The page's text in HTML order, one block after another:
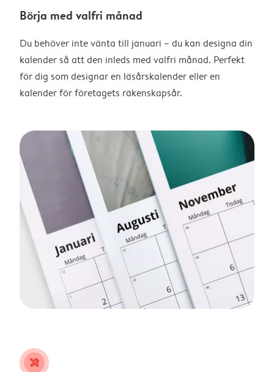
Börja med valfri månad
Du behöver inte vänta till januari – du kan designa din
kalender så att den inleds med valfri månad. Perfekt
för dig som designar en läsårskalender eller en
kalender för företagets räkenskapsår.
tools